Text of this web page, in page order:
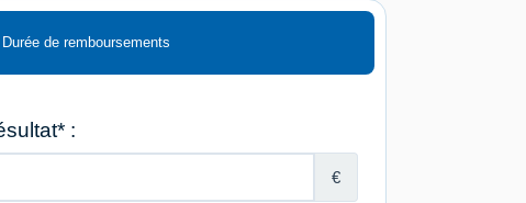
Durée de remboursements